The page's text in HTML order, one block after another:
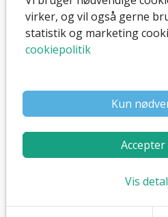
virker, og vil også gerne
statistik og marketing
cookiepolitik
Kun
Accepter
Vis
Udover at støtte f.eks.
bekæmpelse ,
gør vi også hvad vi kan for at
Vi støtter Vi